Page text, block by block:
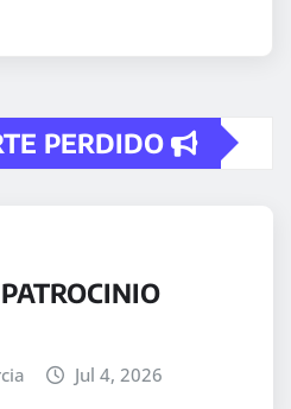
PERDIDO
Jul 4, 2026